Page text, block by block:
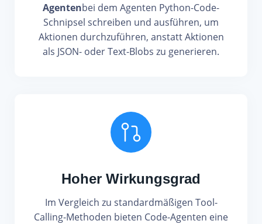
Agentenbei dem Agenten Python-Code-
Schnipsel schreiben und ausführen, um
Aktionen durchzuführen, anstatt Aktionen
als JSON- oder Text-Blobs zu generieren.
Hoher Wirkungsgrad
Im Vergleich zu standardmäßigen Tool-
Calling-Methoden bieten Code-Agenten eine